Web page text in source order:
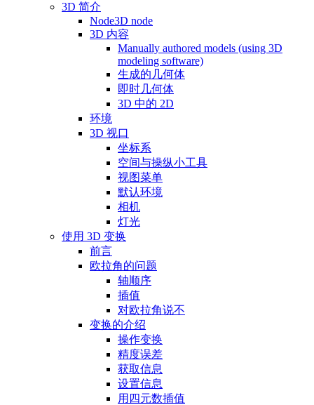
3D 简介
Node3D node
3D 内容
Manually authored models (using 3D
modeling software)
生成的几何体
即时几何体
3D 中的 2D
环境
3D 视口
坐标系
空间与操纵小工具
视图菜单
默认环境
相机
灯光
使用 3D 变换
前言
欧拉角的问题
轴顺序
插值
对欧拉角说不
变换的介绍
操作变换
精度误差
获取信息
设置信息
用四元数插值